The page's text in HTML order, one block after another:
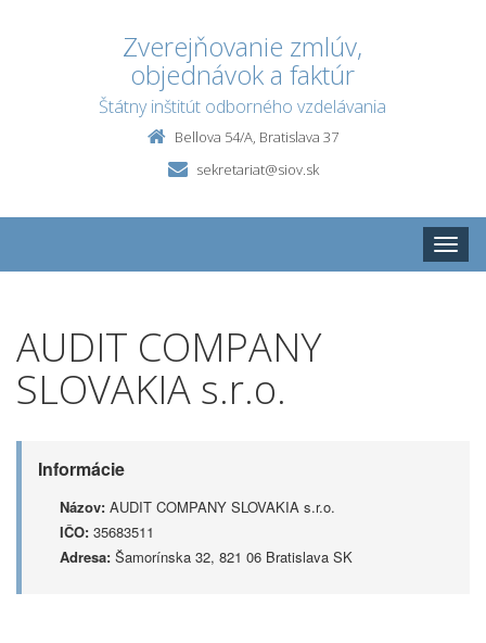
Zverejňovanie zmlúv,
objednávok a faktúr
Štátny inštitút odborného vzdelávania
Bellova 54/A, Bratislava 37
sekretariat@siov.sk
Toggle
AUDIT COMPANY
SLOVAKIA s.r.o.
Informácie
Názov: AUDIT COMPANY SLOVAKIA s.r.o.
IČO: 35683511
Adresa: Šamorínska 32, 821 06 Bratislava SK